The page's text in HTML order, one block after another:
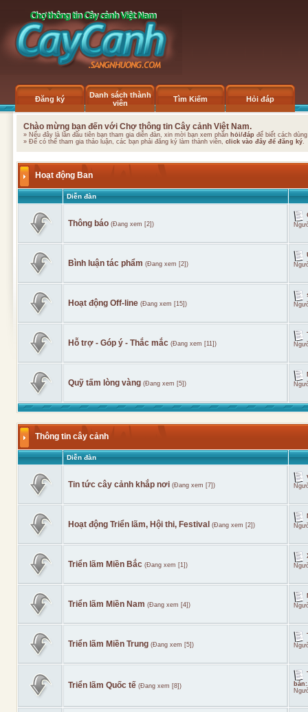
Đăng ký
Danh sách thành
viên
Tìm Kiếm Hỏi đáp
Chào mừng bạn đến với Chợ thông tin Cây cảnh Việt Nam.
» Nếu đây là lần đầu tiên bạn tham gia diễn đàn, xin mời bạn xem phần hỏi/đáp để biết cách
» Để có thể tham gia thảo luận, các bạn phải đăng ký làm thành viên, click vào đây để đăng ký.
Hoạt động Ban
Diễn đàn
Thông báo (Đang xem [2])
Bình luận tác phẩm (Đang xem [2])
Hoạt động Off-line (Đang xem [15])
Hỗ trợ - Góp ý - Thắc mắc (Đang xem [11])
Quỹ tấm lòng vàng (Đang xem [5])
Thông tin cây cảnh
Diễn đàn
Tin tức cây cảnh khắp nơi (Đang xem [7])
Hoạt động Triển lãm, Hội thi, Festival (Đang xem [2])
Triển lãm Miền Bắc (Đang xem [1])
Triển lãm Miền Nam (Đang xem [4])
Triển lãm Miền Trung (Đang xem [5])
Triển lãm Quốc tế (Đang xem [8])